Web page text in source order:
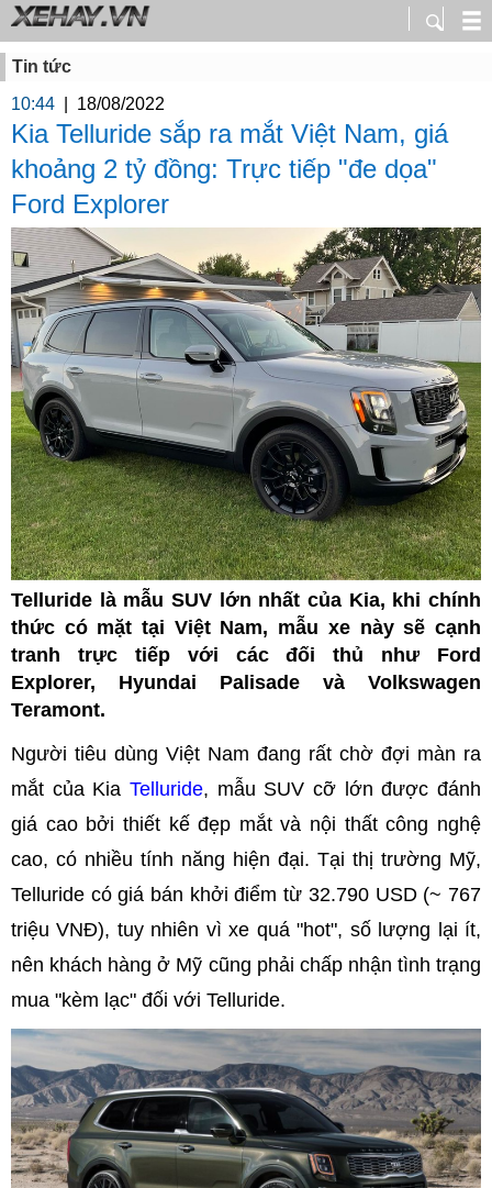
Tin tức
10:44
18/08/2022
Kia Telluride sắp ra mắt Việt Nam, giá
khoảng 2 tỷ đồng: Trực tiếp "đe dọa"
Ford Explorer
Telluride là mẫu SUV lớn nhất của Kia, khi chính
thức có mặt tại Việt Nam, mẫu xe này sẽ cạnh
tranh trực tiếp với các đối thủ như Ford
Explorer, Hyundai Palisade và Volkswagen
Teramont.
Người tiêu dùng Việt Nam đang rất chờ đợi màn ra
mắt của Kia Telluride, mẫu SUV cỡ lớn được đánh
giá cao bởi thiết kế đẹp mắt và nội thất công nghệ
cao, có nhiều tính năng hiện đại. Tại thị trường Mỹ,
Telluride có giá bán khởi điểm từ 32.790 USD (~ 767
triệu VNĐ), tuy nhiên vì xe quá "hot", số lượng lại ít,
nên khách hàng ở Mỹ cũng phải chấp nhận tình trạng
mua "kèm lạc" đối với Telluride.